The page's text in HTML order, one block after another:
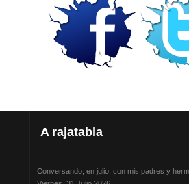
Arajatabla
Viernes, 31 Julio 2026